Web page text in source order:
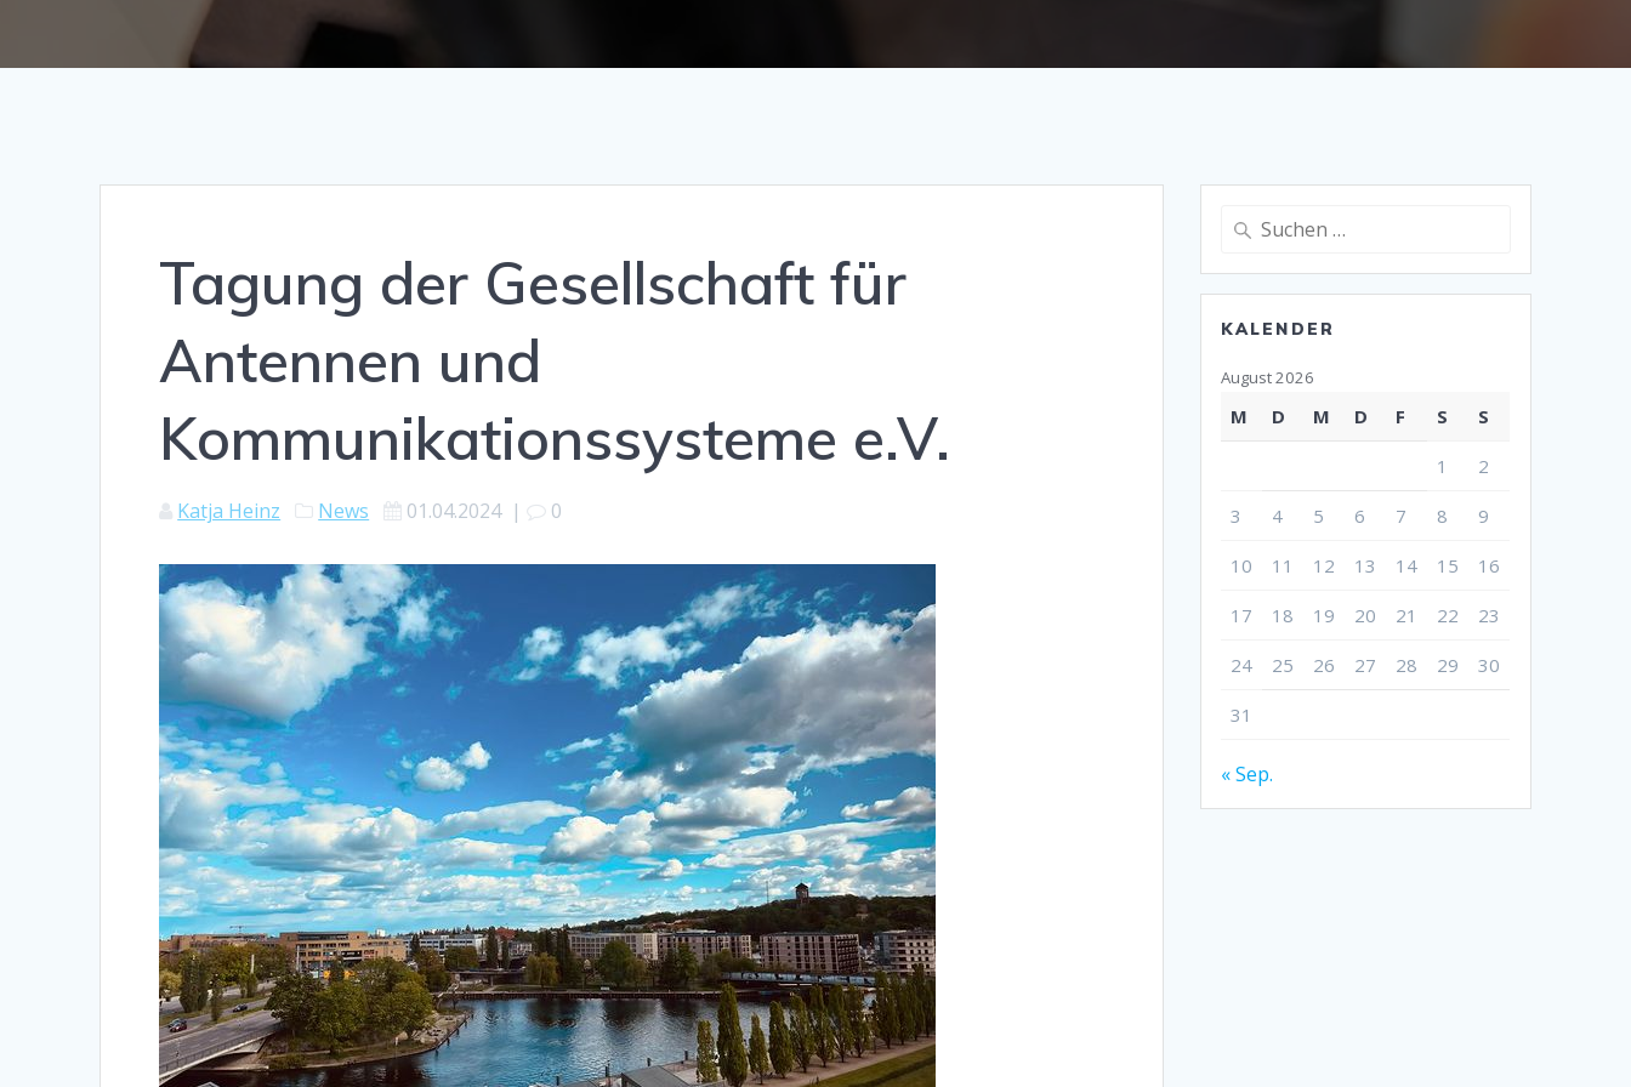
Tagung der Gesellschaft für
Antennen und
Kommunikationssysteme e.V.
Katja Heinz News 01.04.2024| 0
Suche
KALENDER
August 2026
M D M D F S S
1 2
3 4 5 6 7 8 9
10 11 12 13 14 15 16
17 18 19 20 21 22 23
24 25 26 27 28 29 30
31
« Sep.